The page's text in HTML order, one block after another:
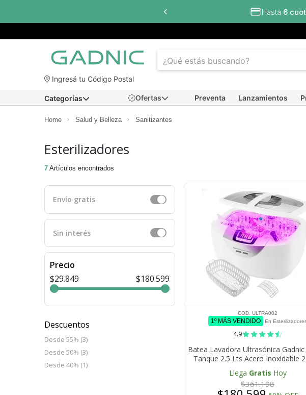
Hasta 6
Ingresá tu Código Postal
Ofertas Preventa Lanzamientos
Categorías
Home Salud y Belleza Sanitizantes
Esterilizadores
7 Artículos encontrados
Envío gratis
Sin interés
Precio
$29.849
$180.599
Descuentos
Desde 55% (3)
Desde 50% (3)
Desde 40% (1)
COD. ULTRA002
1º MÁS VENDIDO En
4.9
Batea Lavadora Ultrasónica
Tanque 2.5 Lts Acero Inoxidable
50Hz 170W
Llega Gratis Hoy
$361.198